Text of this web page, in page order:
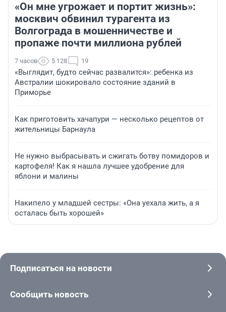
«Он мне угрожает и портит жизнь»:
москвич обвинил турагента из
Волгограда в мошенничестве и
пропаже почти миллиона рублей
7 часов 5 128 19
«Выглядит, будто сейчас развалится»: ребенка из
Австралии шокировало состояние зданий в
Приморье
Как приготовить хачапури — несколько рецептов от
жительницы Барнаула
Не нужно выбрасывать и сжигать ботву помидоров и
картофеля! Как я нашла лучшее удобрение для
яблони и малины
Накипело у младшей сестры: «Она уехала жить, а я
осталась быть хорошей»
Подписаться на новости
Сообщить новость